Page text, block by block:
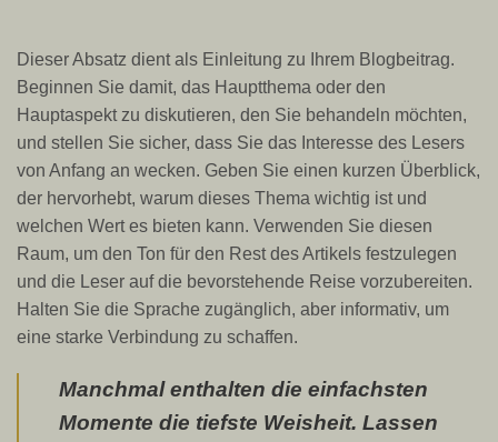
Dieser Absatz dient als Einleitung zu Ihrem Blogbeitrag.
Beginnen Sie damit, das Hauptthema oder den
Hauptaspekt zu diskutieren, den Sie behandeln möchten,
und stellen Sie sicher, dass Sie das Interesse des Lesers
von Anfang an wecken. Geben Sie einen kurzen Überblick,
der hervorhebt, warum dieses Thema wichtig ist und
welchen Wert es bieten kann. Verwenden Sie diesen
Raum, um den Ton für den Rest des Artikels festzulegen
und die Leser auf die bevorstehende Reise vorzubereiten.
Halten Sie die Sprache zugänglich, aber informativ, um
eine starke Verbindung zu schaffen.
Manchmal enthalten die einfachsten
Momente die tiefste Weisheit. Lassen